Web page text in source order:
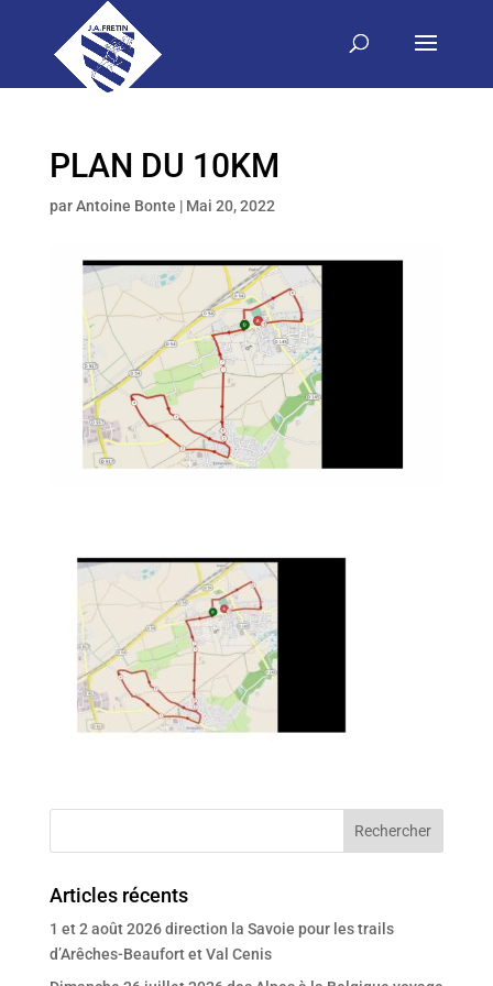
PLAN DU 10KM
parAntoine Bonte | Mai 20, 2022
Articles récents
1 et 2 août 2026 direction la Savoie pour les trails
d’Arêches-Beaufort et Val Cenis